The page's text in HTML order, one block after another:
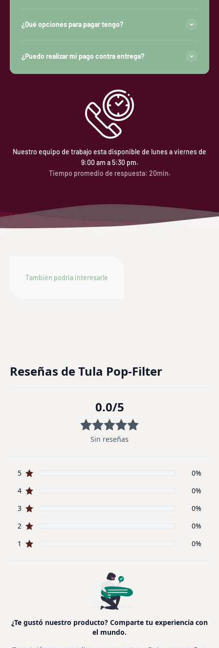
¿Qué opciones para pagar tengo?
¿Puedo realizar mi pago contra entrega?
Nuestro equipo de trabajo esta disponible de lunes a viernes de
9:00 am a 5:30 pm.
Tiempo promedio de respuesta: 20min.